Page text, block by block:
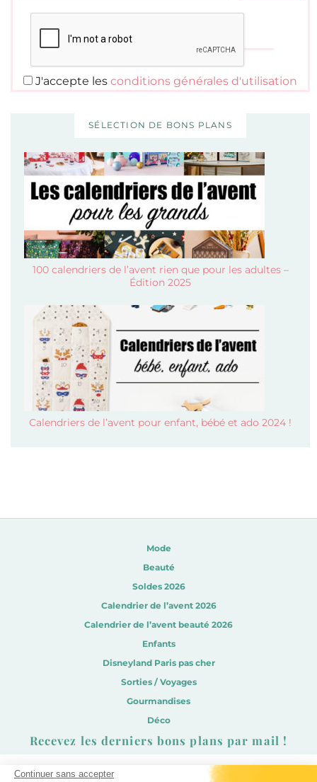
Continuer sans accepter
J'accepte les conditions générales d'utilisation
SÉLECTION DE BONS PLANS
100 calendriers de l’avent rien que pour les adultes –
Édition 2025
Calendriers de l’avent pour enfant, bébé et ado 2024 !
Mode
Beauté
Soldes 2026
Calendrier de l’avent 2026
Calendrier de l’avent beauté 2026
Enfants
Disneyland Paris pas cher
Sorties / Voyages
Gourmandises
Déco
Recevez les derniers bons plans par mail !